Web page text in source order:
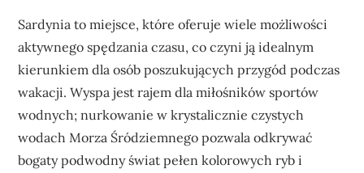
Sardynia to miejsce, które oferuje wiele możliwości
aktywnego spędzania czasu, co czyni ją idealnym
kierunkiem dla osób poszukujących przygód podczas
wakacji. Wyspa jest rajem dla miłośników sportów
wodnych; nurkowanie w krystalicznie czystych
wodach Morza Śródziemnego pozwala odkrywać
bogaty podwodny świat pełen kolorowych ryb i